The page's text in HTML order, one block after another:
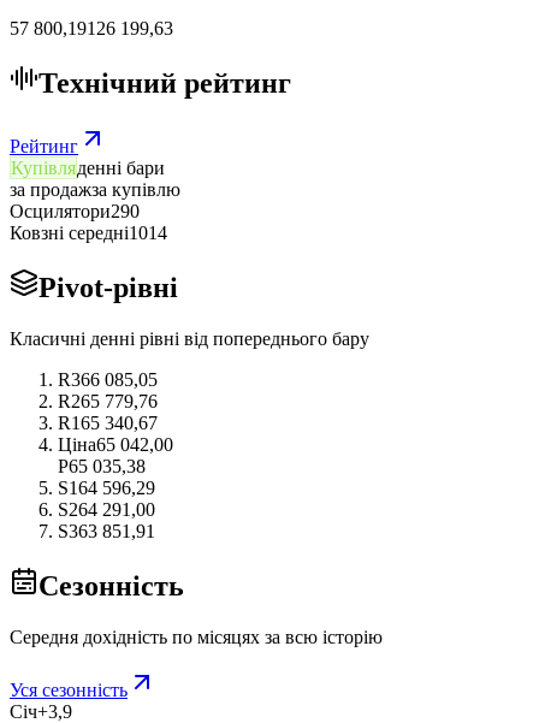
57 800,19126 199,63
Технічний рейтинг
Рейтинг
Купівляденні бари
за продажза купівлю
Осцилятори290
Ковзні середні1014
Pivot-рівні
Класичні денні рівні від попереднього бару
R366 085,05
R265 779,76
R165 340,67
Ціна65 042,00
P65 035,38
S164 596,29
S264 291,00
S363 851,91
Сезонність
Середня дохідність по місяцях за всю історію
Уся сезонність
Січ+3,9